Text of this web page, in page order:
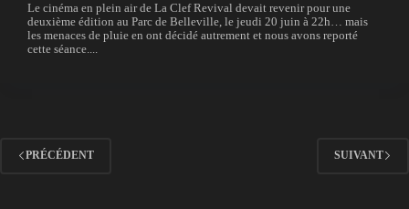
Le cinéma en plein air de La Clef Revival devait revenir pour une
deuxième édition au Parc de Belleville, le jeudi 20 juin à 22h… mais
les menaces de pluie en ont décidé autrement et nous avons reporté
cette séance....
PRÉCÉDENT SUIVANT